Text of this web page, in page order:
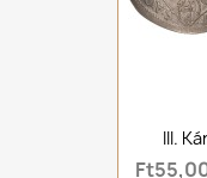
III.